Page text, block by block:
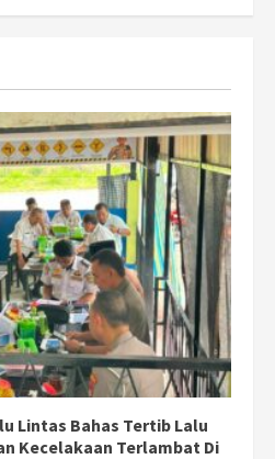
Lintas Bahas Tertib Lalu
Kecelakaan Terlambat Di